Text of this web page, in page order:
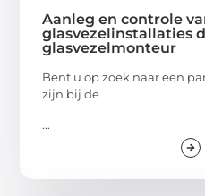
Aanleg en controle
glasvezelinstallaties
glasvezelmonteur
Bent u op zoek naar een
zijn bij de
...